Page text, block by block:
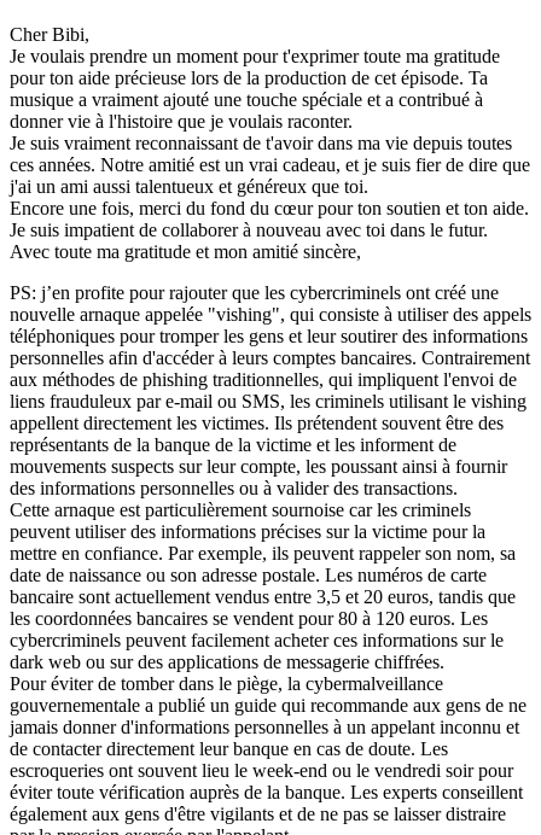
Cher Bibi,
Je voulais prendre un moment pour t'exprimer toute ma gratitude
pour ton aide précieuse lors de la production de cet épisode. Ta
musique a vraiment ajouté une touche spéciale et a contribué à
donner vie à l'histoire que je voulais raconter.
Je suis vraiment reconnaissant de t'avoir dans ma vie depuis toutes
ces années. Notre amitié est un vrai cadeau, et je suis fier de dire que
j'ai un ami aussi talentueux et généreux que toi.
Encore une fois, merci du fond du cœur pour ton soutien et ton aide.
Je suis impatient de collaborer à nouveau avec toi dans le futur.
Avec toute ma gratitude et mon amitié sincère,
PS: j’en profite pour rajouter que les cybercriminels ont créé une
nouvelle arnaque appelée "vishing", qui consiste à utiliser des appels
téléphoniques pour tromper les gens et leur soutirer des informations
personnelles afin d'accéder à leurs comptes bancaires. Contrairement
aux méthodes de phishing traditionnelles, qui impliquent l'envoi de
liens frauduleux par e-mail ou SMS, les criminels utilisant le vishing
appellent directement les victimes. Ils prétendent souvent être des
représentants de la banque de la victime et les informent de
mouvements suspects sur leur compte, les poussant ainsi à fournir
des informations personnelles ou à valider des transactions.
Cette arnaque est particulièrement sournoise car les criminels
peuvent utiliser des informations précises sur la victime pour la
mettre en confiance. Par exemple, ils peuvent rappeler son nom, sa
date de naissance ou son adresse postale. Les numéros de carte
bancaire sont actuellement vendus entre 3,5 et 20 euros, tandis que
les coordonnées bancaires se vendent pour 80 à 120 euros. Les
cybercriminels peuvent facilement acheter ces informations sur le
dark web ou sur des applications de messagerie chiffrées.
Pour éviter de tomber dans le piège, la cybermalveillance
gouvernementale a publié un guide qui recommande aux gens de ne
jamais donner d'informations personnelles à un appelant inconnu et
de contacter directement leur banque en cas de doute. Les
escroqueries ont souvent lieu le week-end ou le vendredi soir pour
éviter toute vérification auprès de la banque. Les experts conseillent
également aux gens d'être vigilants et de ne pas se laisser distraire